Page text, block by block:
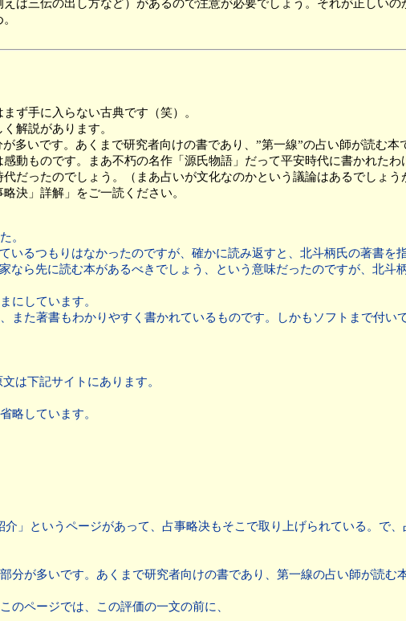
三伝の出し方など）があるので注意が必要でしょう。それが正しいの
ず手に入らない古典です（笑）。
解説があります。
いです。あくまで研究者向けの書であり、”第一線”の占い師が読む本
ものです。まあ不朽の名作「源氏物語」だって平安時代に書かれたわ
だったのでしょう。（まあ占いが文化なのかという議論はあるでしょう
決」詳解」をご一読ください。
。
るつもりはなかったのですが、確かに読み返すと、北斗柄氏の著書を
ら先に読む本があるべきでしょう、という意味だったのですが、北斗
にしています。
た著書もわかりやすく書かれているものです。しかもソフトまで付い
は下記サイトにあります。
略しています。
」というページがあって、占事略决もそこで取り上げられている。で
分が多いです。あくまで研究者向けの書であり、第一線の占い師が読む
のページでは、この評価の一文の前に、